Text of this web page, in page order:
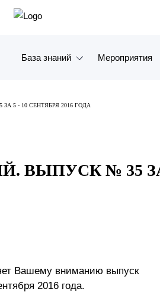
База знаний
Видео
Презентации экспертов
Мероприятия
5 - 10 СЕНТЯБРЯ 2016 ГОДА
ВЫПУСК № 35
Вашему вниманию выпуск
2016 года.